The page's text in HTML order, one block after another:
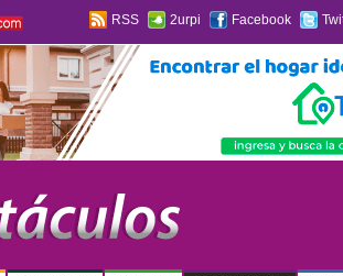
RSS 2urpi Facebook